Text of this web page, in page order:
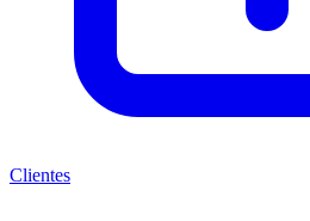
Clientes